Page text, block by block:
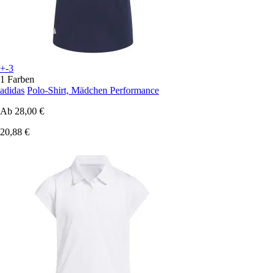
+-3
1 Farben
adidas Polo-Shirt, Mädchen Performance
Ab 28,00 €
20,88 €